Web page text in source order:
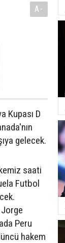
A-
Kupası D
gelecek.
saati
Futbol
Jorge
Peru
hakem